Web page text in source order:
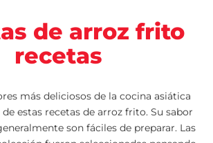
de arroz frito
recetas
más deliciosos de la cocina asiática
estas recetas de arroz frito. Su sabor
son fáciles de preparar. Las